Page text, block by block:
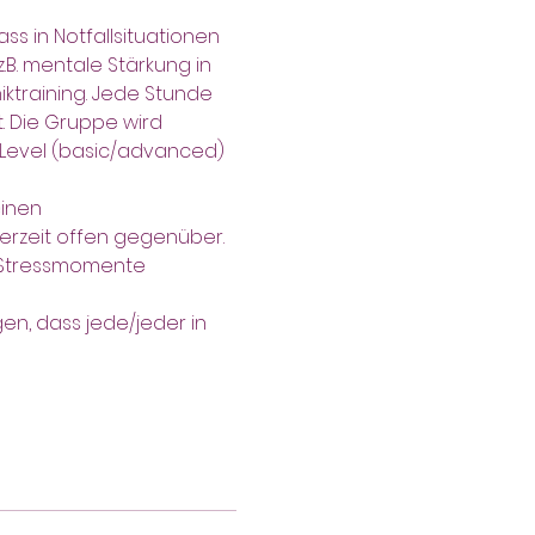
in Notfallsituationen
mentale Stärkung in
Jede Stunde
Die Gruppe wird
(basic/advanced)
offen gegenüber.
dass jede/jeder in